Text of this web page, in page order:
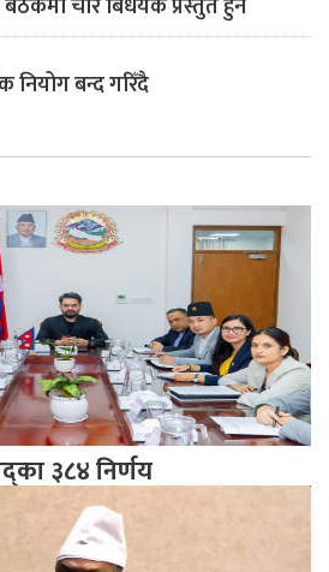
चार बिधेयक प्रस्तुत हुने
बन्द गरिँदै
३८४ निर्णय